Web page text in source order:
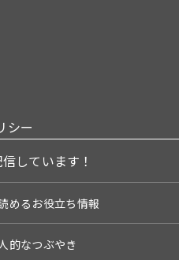
シー
しています！
めるお役立ち情報
的なつぶやき